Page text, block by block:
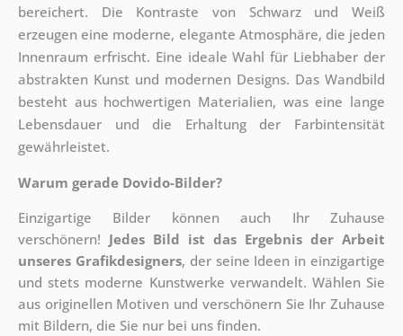
bereichert. Die Kontraste von Schwarz und Weiß
erzeugen eine moderne, elegante Atmosphäre, die jeden
Innenraum erfrischt. Eine ideale Wahl für Liebhaber der
abstrakten Kunst und modernen Designs. Das Wandbild
besteht aus hochwertigen Materialien, was eine lange
Lebensdauer und die Erhaltung der Farbintensität
gewährleistet.
Warum gerade Dovido-Bilder?
Einzigartige Bilder können auch Ihr Zuhause
verschönern! Jedes Bild ist das Ergebnis der Arbeit
unseres Grafikdesigners, der seine Ideen in einzigartige
und stets moderne Kunstwerke verwandelt. Wählen Sie
aus originellen Motiven und verschönern Sie Ihr Zuhause
mit Bildern, die Sie nur bei uns finden.